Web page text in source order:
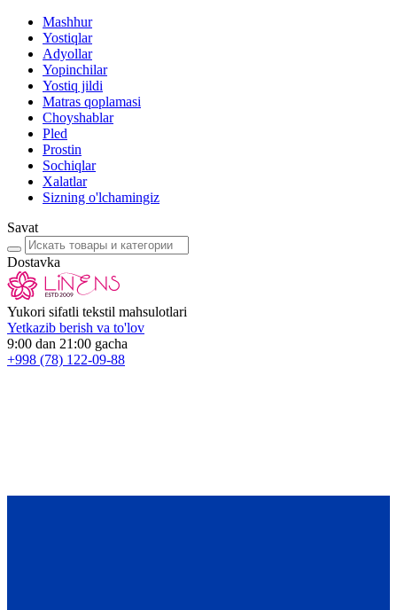
Mashhur
Yostiqlar
Adyollar
Yopinchilar
Yostiq jildi
Matras qoplamasi
Choyshablar
Pled
Prostin
Sochiqlar
Xalatlar
Sizning o'lchamingiz
Savat
Dostavka
Yukori sifatli tekstil mahsulotlari
Yetkazib berish va to'lov
9:00 dan 21:00 gacha
+998 (78) 122-09-88